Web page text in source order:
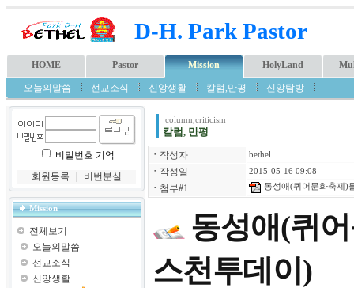
D-H. Park Pastor
HOME Pastor Mission HolyLand
오늘의말씀 선교소식 신앙생활 칼럼,만평 신앙탐방
비밀번호 기억
회원등록
비번분실
Mission
전체보기
오늘의말씀
선교소식
신앙생활
column,criticism
칼럼, 만평
ㆍ 작성자 bethel
ㆍ 작성일 2015-05-16 09:08
ㆍ 첨부#1 동성애(퀴어문화축제)
동성애(퀴
스천투데이)